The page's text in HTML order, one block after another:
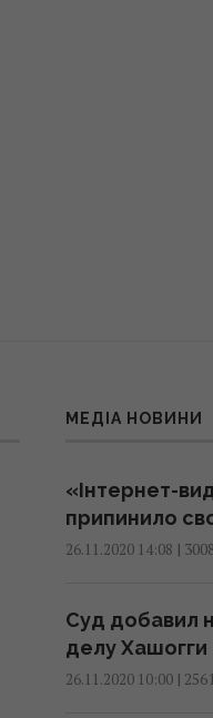
МЕДІА НОВИНИ
«Інтернет-
припинило
26.11.2020 14:08 |
Суд добавил
делу Хашогги
26.11.2020 10:00|